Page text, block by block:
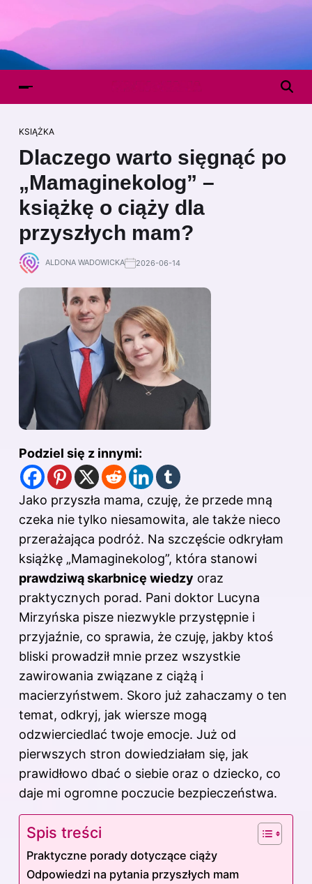
KSIĄŻKA
Dlaczego warto sięgnąć po
„Mamaginekolog” –
książkę o ciąży dla
przyszłych mam?
ALDONA WADOWICKA 2026-06-14
Podziel się z innymi:
Jako przyszła mama, czuję, że przede mną
czeka nie tylko niesamowita, ale także nieco
przerażająca podróż. Na szczęście odkryłam
książkę „Mamaginekolog”, która stanowi
prawdziwą skarbnicę wiedzy oraz
praktycznych porad. Pani doktor Lucyna
Mirzyńska pisze niezwykle przystępnie i
przyjaźnie, co sprawia, że czuję, jakby ktoś
bliski prowadził mnie przez wszystkie
zawirowania związane z ciążą i
macierzyństwem. Skoro już zahaczamy o ten
temat, odkryj, jak wiersze mogą
odzwierciedlać twoje emocje. Już od
pierwszych stron dowiedziałam się, jak
prawidłowo dbać o siebie oraz o dziecko, co
daje mi ogromne poczucie bezpieczeństwa.
Spis treści
Praktyczne porady dotyczące ciąży
Odpowiedzi na pytania przyszłych mam